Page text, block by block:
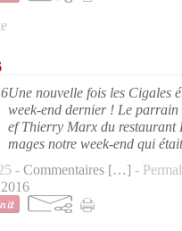
Une nouvelle fois les Cigales
week-end dernier ! Le parrain
ef Thierry Marx du
mages notre week-end qui
- Commentaires […] -